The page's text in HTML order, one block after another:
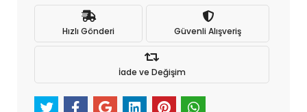
Hızlı Gönderi Güvenli Alışveriş
İade ve Değişim